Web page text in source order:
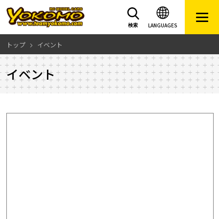
LANGUAGES
検索
トップ イベント
イベント